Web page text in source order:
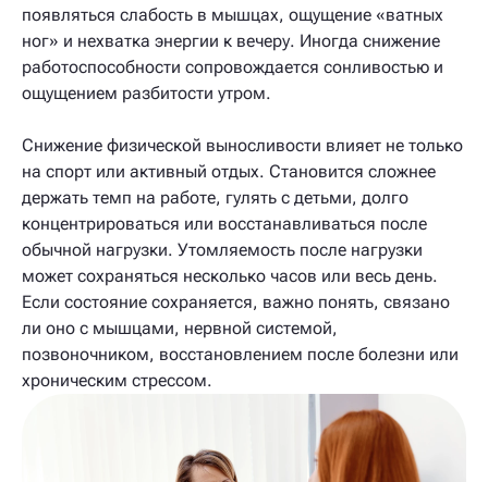
появляться слабость в мышцах, ощущение «ватных
ног» и нехватка энергии к вечеру. Иногда снижение
работоспособности сопровождается сонливостью и
ощущением разбитости утром.
Снижение физической выносливости влияет не только
на спорт или активный отдых. Становится сложнее
держать темп на работе, гулять с детьми, долго
концентрироваться или восстанавливаться после
обычной нагрузки. Утомляемость после нагрузки
может сохраняться несколько часов или весь день.
Если состояние сохраняется, важно понять, связано
ли оно с мышцами, нервной системой,
позвоночником, восстановлением после болезни или
хроническим стрессом.